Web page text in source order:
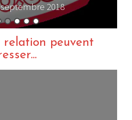
2017
relation peuvent